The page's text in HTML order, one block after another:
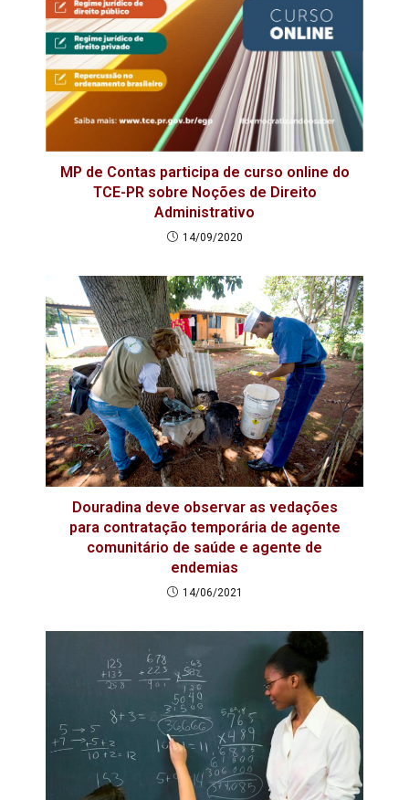
MP de Contas participa de curso online do
TCE-PR sobre Noções de Direito
Administrativo
14/09/2020
Douradina deve observar as vedações
para contratação temporária de agente
comunitário de saúde e agente de
endemias
14/06/2021